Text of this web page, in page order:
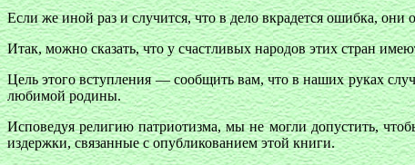
Если же иной раз и случится, что в дело вкрадется ошибка,
Итак, можно сказать, что у счастливых народов этих стран
Цель этого вступления — сообщить вам, что в наших руках
любимой родины.
Исповедуя религию патриотизма, мы не могли допустить,
издержки, связанные с опубликованием этой книги.